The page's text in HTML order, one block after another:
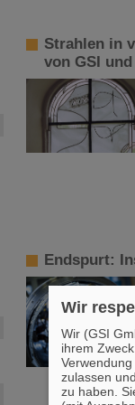
Strahlen in
von GSI
Endspurt:
Wir
Wir (GSI
ihrem
zulassen
zu haben.